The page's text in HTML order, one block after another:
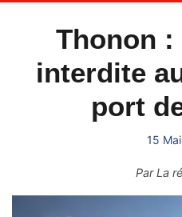
Thonon :
interdite
port
15
ParLa